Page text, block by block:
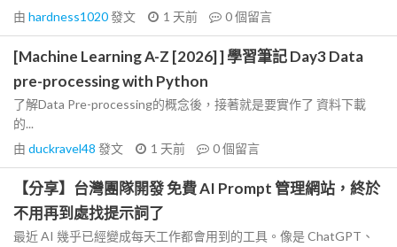
由 hardness1020發文 1 天前 0個留言
[Machine Learning A-Z [2026] ] 學習筆記 Day3 Data
pre-processing with Python
了解Data Pre-processing的概念後，接著就是要實作了 資料下載
的...
由 duckravel48 發文 1 天前 0個留言
【分享】台灣團隊開發 免費 AI Prompt 管理網站，終於
不用再到處找提示詞了
最近 AI 幾乎已經變成每天工作都會用到的工具。像是 ChatGPT、